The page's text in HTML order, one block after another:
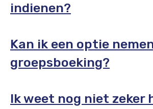
indienen?
Kan ik een optie
groepsboeking?
Ik weet nog niet zeker